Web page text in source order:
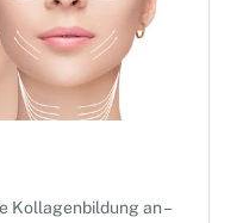
Kollagenbildung an –